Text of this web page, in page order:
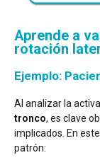
Aprende a
rotación
Ejemplo:
Al analizar la
tronco, es clave
implicados. En
patrón: